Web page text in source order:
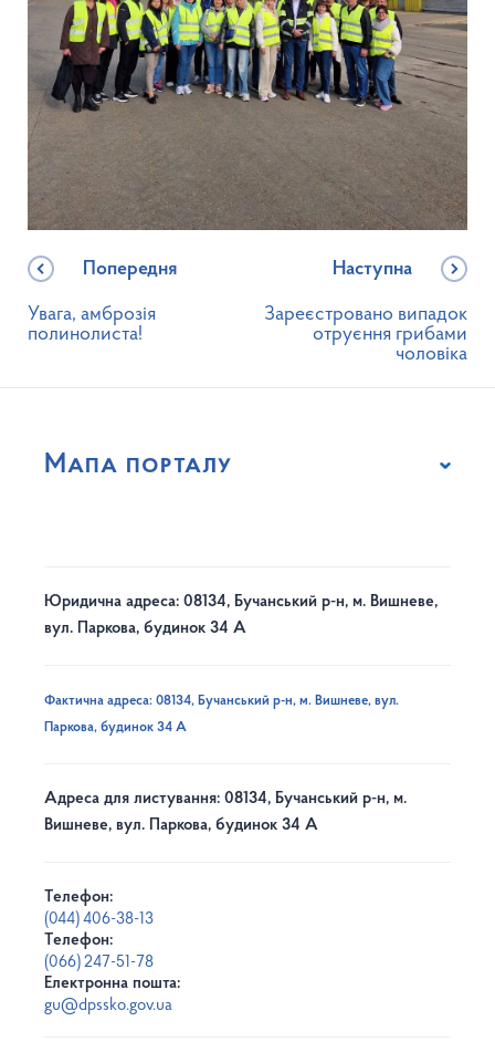
Попередня
Увага, амброзія
полинолиста!
Наступна
Зареєстровано випадок
отруєння грибами
чоловіка
Мапа порталу
Юридична адреса: 08134, Бучанський р-н, м. Вишневе,
вул. Паркова, будинок 34 А
Фактична адреса: 08134, Бучанський р-н, м. Вишневе, вул.
Паркова, будинок 34 А
Адреса для листування: 08134, Бучанський р-н, м.
Вишневе, вул. Паркова, будинок 34 А
Телефон:
(044) 406-38-13
Телефон:
(066) 247-51-78
Електронна пошта:
gu@dpssko.gov.ua